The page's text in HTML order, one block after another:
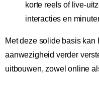
korte reels of live-
interacties en
Met deze solide basis
aanwezigheid verder
uitbouwen, zowel online